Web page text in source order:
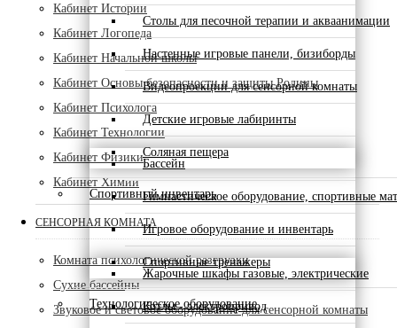
Столы для песочной терапии и акваанимации
Настенные игровые панели, бизиборды
Видеопроекции для сенсорной комнаты
Детские игровые лабиринты
Соляная пещера
Спортивный инвентарь
Бассейн
Гимнастическое оборудование, спортивные
Игровое оборудование и инвентарь
Спортивные тренажеры
Технологическое оборудование
Жарочные шкафы газовые, электрические
Котлы - электропривод
Кабинет Истории
Кабинет Логопеда
Кабинет Начальной школы
Кабинет Основы безопасности и защиты Родины
Кабинет Психолога
Кабинет Технологии
Кабинет Физики
Кабинет Химии
СЕНСОРНАЯ КОМНАТА
Комната психологической разгрузки
Сухие бассейны
Звуковое и световое оборудование для сенсорной комнаты